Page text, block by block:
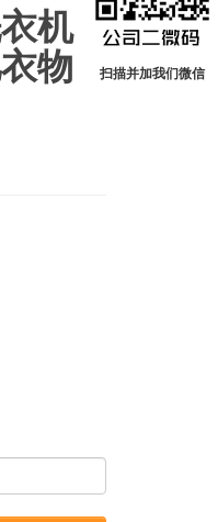
机
物
扫描并加我们微信